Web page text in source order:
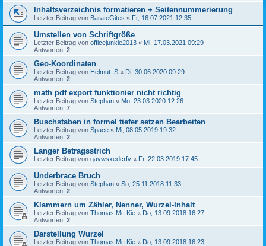
Inhaltsverzeichnis formatieren + Seitennummerierung
Letzter Beitrag von BarateGites « Fr, 16.07.2021 12:35
Umstellen von Schriftgröße
Letzter Beitrag von officejunkie2013 « Mi, 17.03.2021 09:29
Antworten: 2
Geo-Koordinaten
Letzter Beitrag von Helmut_S « Di, 30.06.2020 09:29
Antworten: 2
math pdf export funktionier nicht richtig
Letzter Beitrag von Stephan « Mo, 23.03.2020 12:26
Antworten: 7
Buschstaben in formel tiefer setzen Bearbeiten
Letzter Beitrag von Space « Mi, 08.05.2019 19:32
Antworten: 2
Langer Betragsstrich
Letzter Beitrag von qaywsxedcrfv « Fr, 22.03.2019 17:45
Underbrace Bruch
Letzter Beitrag von Stephan « So, 25.11.2018 11:33
Antworten: 2
Klammern um Zähler, Nenner, Wurzel-Inhalt
Letzter Beitrag von Thomas Mc Kie « Do, 13.09.2018 16:27
Antworten: 2
Darstellung Wurzel
Letzter Beitrag von Thomas Mc Kie « Do, 13.09.2018 16:23